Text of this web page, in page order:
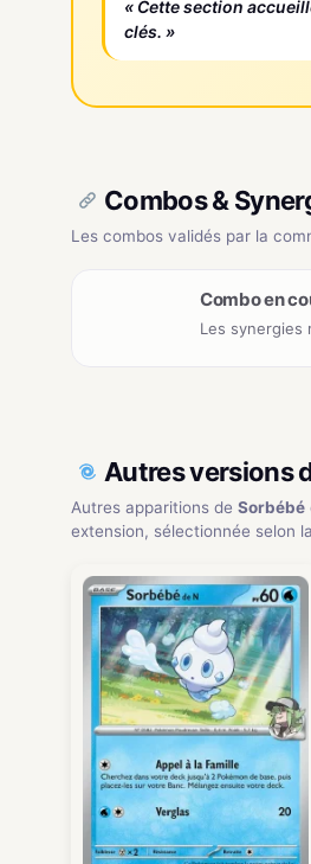
« Cette section
clés. »
Combos &
Les combos validés par la
Combo en
Les synergies
Autres versions
Autres apparitions de Sorbébé
extension, sélectionnée selon